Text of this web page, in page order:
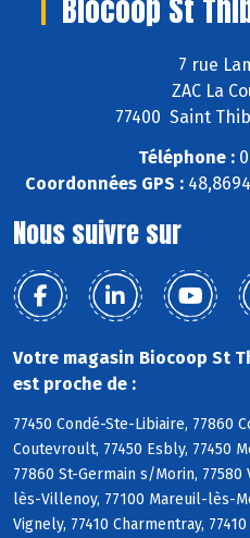
Biocoop St
7 rue
ZAC La
77400 Saint
Téléphone :
Coordonnées GPS :
Nous suivre sur
Votre magasin Biocoop St
est proche de :
77450 Condé-Ste-Libiaire, 77860
Coutevroult, 77450 Esbly, 77450
77860 St-Germain s/Morin,
lès-Villenoy, 77100 Mareuil-lès-
Vignely, 77410 Charmentray,